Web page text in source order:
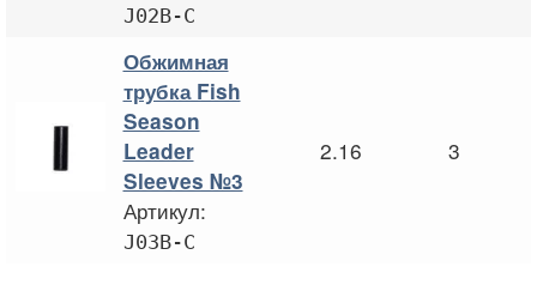
J02B-C
Обжимная
трубка Fish
Season
Leader
Sleeves №3
Артикул:
J03B-C
2.16 3